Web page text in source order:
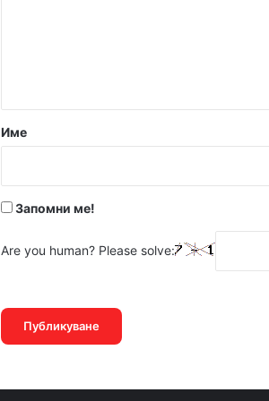
р
Име
Запомни ме!
Are you human? Please solve: